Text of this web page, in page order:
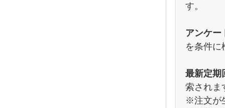
す。
アンケー
を条件に
最新定期
索されま
※注文が